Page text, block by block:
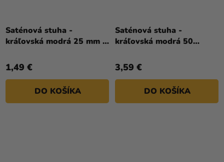
Saténová stuha -
kráľovská modrá 25 mm /
1,49 €
DO KOŠÍKA
Saténová stuha -
kráľovská modrá 50
3,59 €
DO KOŠÍKA